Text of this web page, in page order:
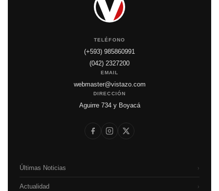
TELÉFONO
(+593) 985860991
(042) 2327200
EMAIL
webmaster@vistazo.com
DIRECCIÓN
Aguirre 734 y Boyacá
Últimas Noticias ›
Actualidad ›